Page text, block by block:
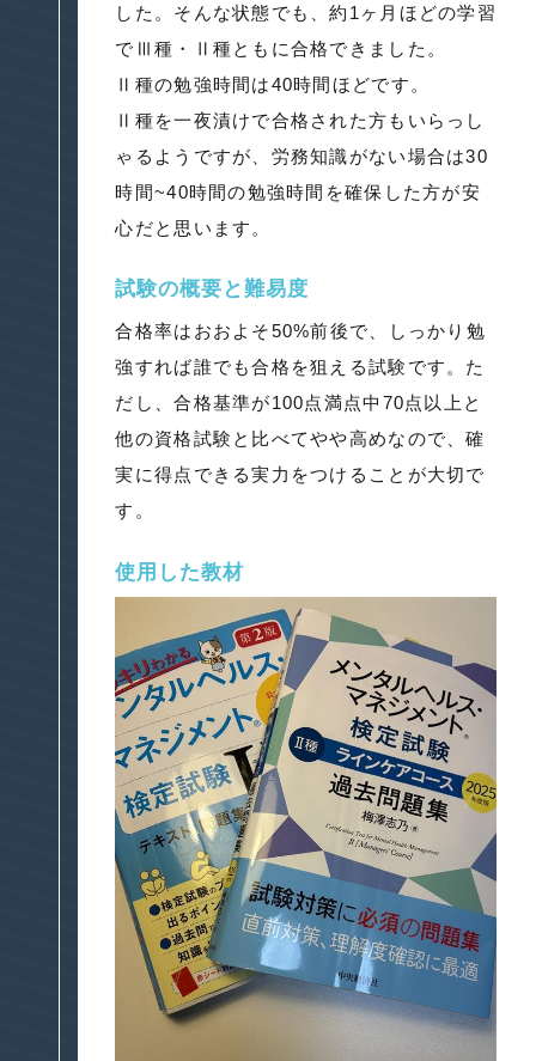
した。そんな状態でも、約1ヶ月ほどの学習
でⅢ種・Ⅱ種ともに合格できました。
Ⅱ種の勉強時間は40時間ほどです。
Ⅱ種を一夜漬けで合格された方もいらっし
ゃるようですが、労務知識がない場合は30
時間~40時間の勉強時間を確保した方が安
心だと思います。
試験の概要と難易度
合格率はおおよそ50%前後で、しっかり勉
強すれば誰でも合格を狙える試験です。た
だし、合格基準が100点満点中70点以上と
他の資格試験と比べてやや高めなので、確
実に得点できる実力をつけることが大切で
す。
使用した教材